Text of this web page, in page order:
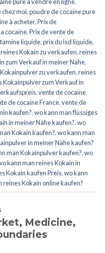
chez moi,poudre de cocaïne pure
à acheter,Prix de
cocaïne,Prix de vente de
liquide,prix du lsd liquide,
reines Kokain zu verkaufen,reines
zum Verkauf in meiner Nähe,
zu verkaufen,reines
Kokainpulver zum Verkauf in
,vente de cocaïne
de cocaïne France,vente de
kaufen?,wo kann man flüssiges
in meiner Nähe kaufen?,wo
Kokain kaufen?,wo kann man
in meiner Nähe kaufen?
man Kokainpulver kaufen?,wo
kann man reines Kokain in
Kokain kaufen Preis,wo kann
reines Kokain online kaufen?
Medicine,